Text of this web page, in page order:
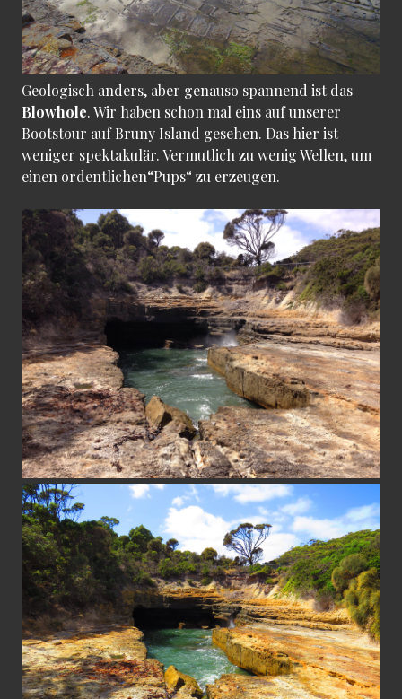
Geologisch anders, aber genauso spannend ist das
Blowhole. Wir haben schon mal eins auf unserer
Bootstour auf Bruny Island gesehen. Das hier ist
weniger spektakulär. Vermutlich zu wenig Wellen, um
einen ordentlichen“Pups“ zu erzeugen.